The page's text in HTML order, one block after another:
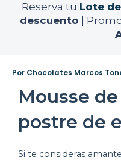
Reserva tu Lote
descuento |
Por Chocolates Marcos
Mousse
postre de
Si te consideras